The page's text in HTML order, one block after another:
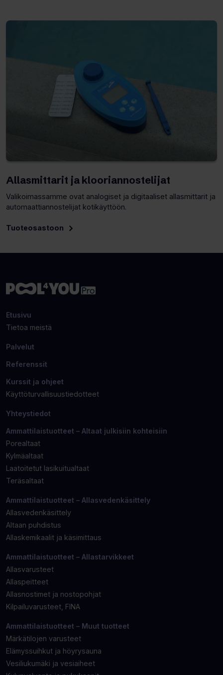
Allasmittarit ja klooriannostelijat
Valikoimassamme ovat analogiset ja digitaaliset allasmittarit ja
automaattiannostelijat kotikäyttöön.
Tuoteosastoon
Etusivu
Tietoa meistä
Palvelut
Referenssit
Kurssit ja ohjeet
Käyttöturvallisuustiedotteet
Yhteystiedot
Ammattilaistuotteet – Altaat julkisiin kohteisiin
Porealtaat
Kylmäaltaat
Laatoitetut lasikuitualtaat
Teräsaltaat
Ammattilaistuotteet – Allasvedenkäsittely
Allasvedenkäsittely
Altaan puhdistus
Allaskemikaalit ja käsimittaus
Ammattilaistuotteet – Allastarvikkeet
Allasvarusteet
Allaspeitteet
Allasnostimet ja nostopohjat
Kilpailuvarusteet, FINA
Ammattilaistuotteet – Muut tuotteet
Märkätilojen varusteet
Elämyssuihkut ja höyrysauna
Vesiliukumäki ja vesiaiheet